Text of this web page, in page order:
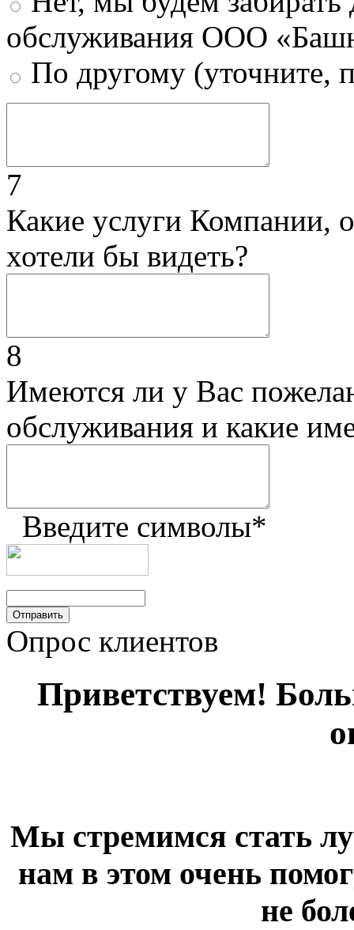
обслуживания ООО
По другому (уточните,
7
Какие услуги Компании,
хотели бы видеть?
8
Имеются ли у Вас
обслуживания и какие
Введите символы*
Опрос клиентов
Приветствуем!
Мы стремимся стать
нам в этом очень
не